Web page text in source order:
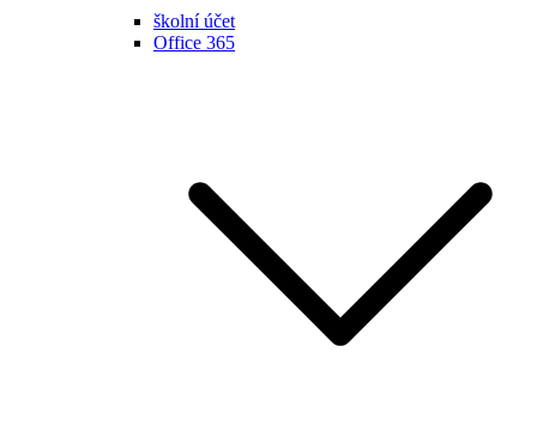
školní účet
Office 365